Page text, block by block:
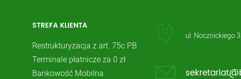
STREFA KLIENTA
Restrukturyzacja z art. 75c PB
Terminale płatnicze za 0 zł
Bankowość Mobilna
ul. Nocznickiego